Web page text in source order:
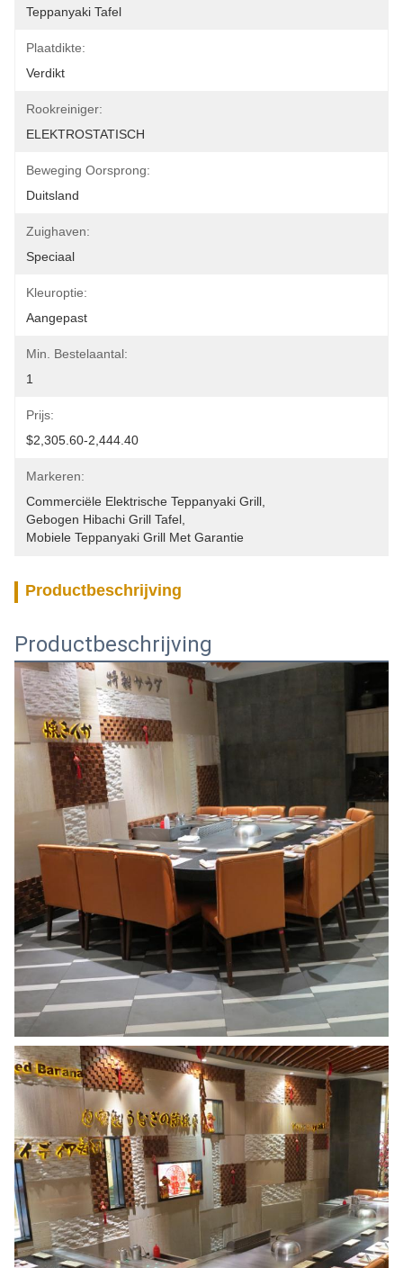
Teppanyaki Tafel
Plaatdikte:
Verdikt
Rookreiniger:
ELEKTROSTATISCH
Beweging Oorsprong:
Duitsland
Zuighaven:
Speciaal
Kleuroptie:
Aangepast
Min. Bestelaantal:
1
Prijs:
$2,305.60-2,444.40
Markeren:
Commerciële Elektrische Teppanyaki Grill
Gebogen Hibachi Grill Tafel
Mobiele Teppanyaki Grill Met Garantie
Productbeschrijving
Productbeschrijving